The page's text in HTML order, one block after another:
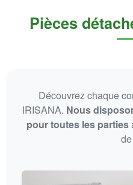
Pièces
Découvrez chaque
IRISANA. Nous
pour toutes les parties